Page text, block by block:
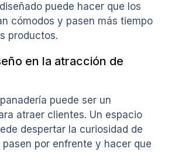
puede hacer que los
cómodos y pasen más tiempo
productos.
en la atracción de
puede ser un
atraer clientes. Un espacio
despertar la curiosidad de
pasen por enfrente y hacer que